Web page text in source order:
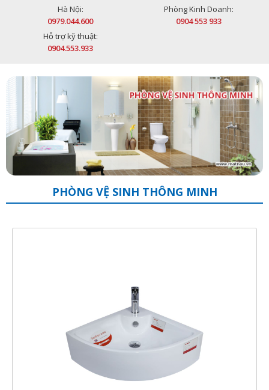
Hà Nội:
0979.044.600
Phòng Kinh Doanh:
0904 553 933
Hỗ trợ kỹ thuật:
0904.553.933
PHÒNG VỆ SINH THÔNG MINH